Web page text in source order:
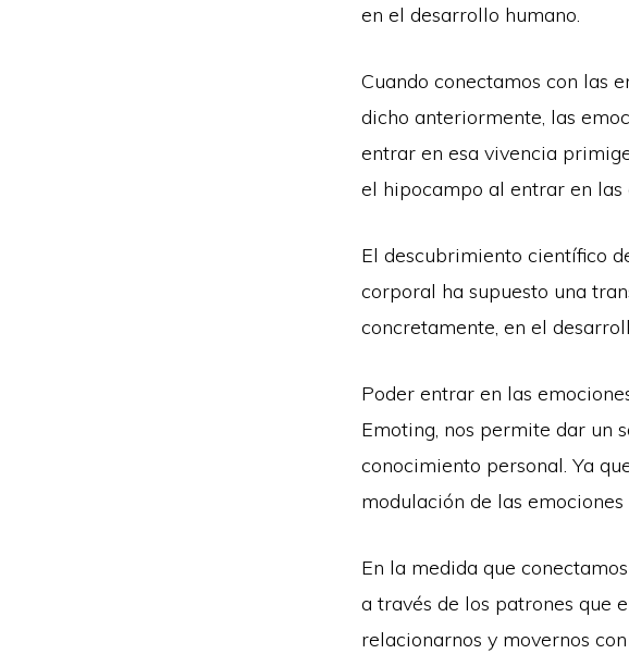
en el desarrollo humano.
Cuando conectamos con las
dicho anteriormente, las
entrar en esa vivencia
el hipocampo al entrar en las
El descubrimiento científico
corporal ha supuesto una
concretamente, en el
Poder entrar en las
Emoting, nos permite dar un
conocimiento personal. Ya
modulación de las
En la medida que
a través de los patrones que
relacionarnos y movernos